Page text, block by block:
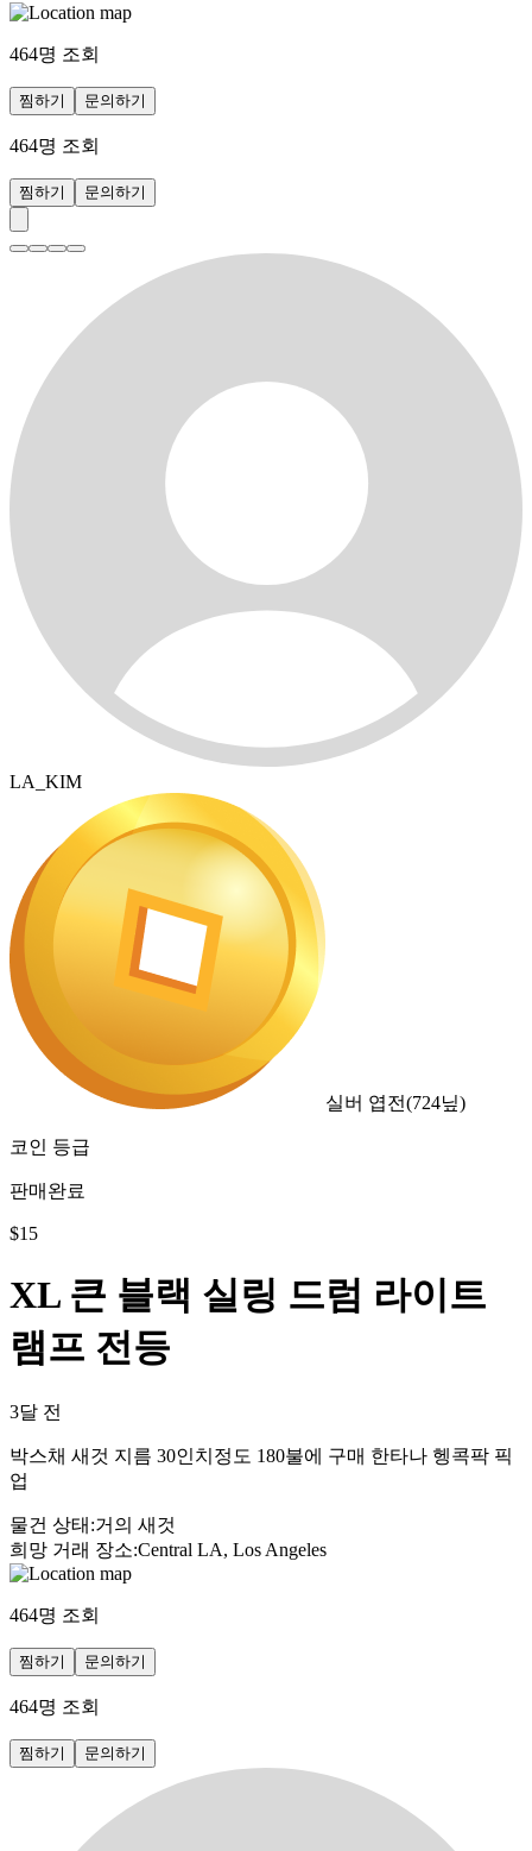
464명 조회
찜하기 문의하기
464명 조회
찜하기 문의하기
LA_KIM
실버 엽전(724닢)
코인 등급
판매완료
$15
XL 큰 블랙 실링 드럼 라이트
램프 전등
3달 전
박스채 새것 지름 30인치정도 180불에 구매 한타나 헹콕팍 픽
업
물건 상태 :거의 새것
희망 거래 장소:Central LA, Los Angeles
464명 조회
찜하기 문의하기
464명 조회
찜하기 문의하기